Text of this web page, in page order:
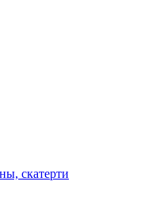
скатерти